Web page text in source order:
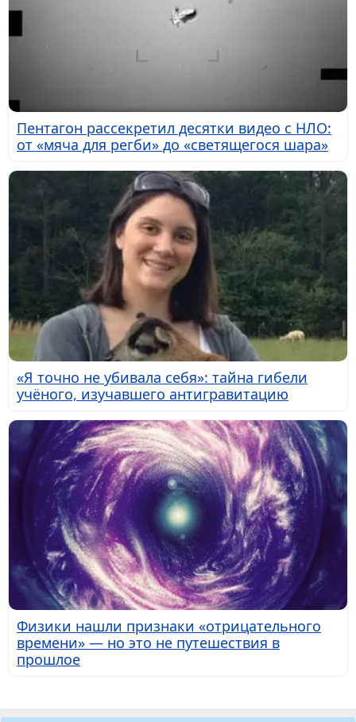
Пентагон рассекретил десятки видео с НЛО:
от «мяча для регби» до «светящегося шара»
«Я точно не убивала себя»: тайна гибели
учёного, изучавшего антигравитацию
Физики нашли признаки «отрицательного
времени» — но это не путешествия в
прошлое